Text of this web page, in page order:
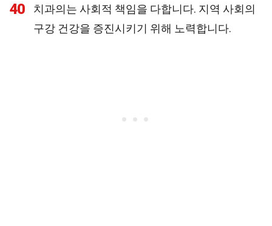
40
치과의는 사회적 책임을 다합니다. 지역 사회의
구강 건강을 증진시키기 위해 노력합니다.